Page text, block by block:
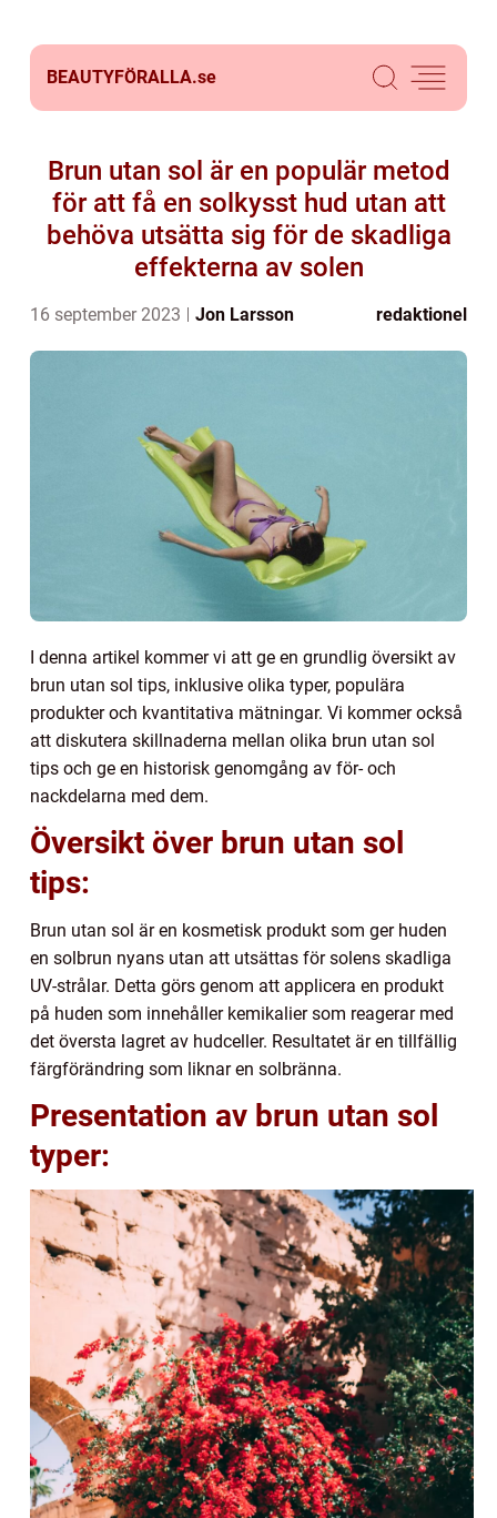
BEAUTYFÖRALLA.se
Brun utan sol är en populär metod
för att få en solkysst hud utan att
behöva utsätta sig för de skadliga
effekterna av solen
16 september 2023 Jon Larsson redaktionel
I denna artikel kommer vi att ge en grundlig översikt av
brun utan sol tips, inklusive olika typer, populära
produkter och kvantitativa mätningar. Vi kommer också
att diskutera skillnaderna mellan olika brun utan sol
tips och ge en historisk genomgång av för- och
nackdelarna med dem.
Översikt över brun utan sol
tips:
Brun utan sol är en kosmetisk produkt som ger huden
en solbrun nyans utan att utsättas för solens skadliga
UV-strålar. Detta görs genom att applicera en produkt
på huden som innehåller kemikalier som reagerar med
det översta lagret av hudceller. Resultatet är en tillfällig
färgförändring som liknar en solbränna.
Presentation av brun utan sol
typer: